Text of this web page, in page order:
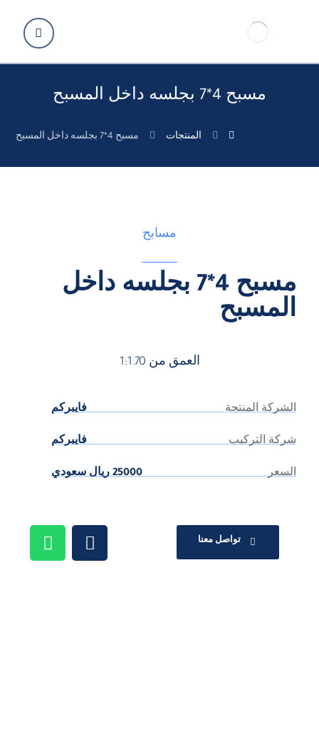
مسبح 4*7 بجلسه داخل المسبح
المنتجات مسبح 4*7 بجلسه داخل المسبح
مسابح
مسبح 4*7 بجلسه داخل
المسبح
العمق من 1:1.70
الشركة المنتجة فايبركم
شركة التركيب فايبركم
السعر 25000 ريال سعودي
تواصل معنا